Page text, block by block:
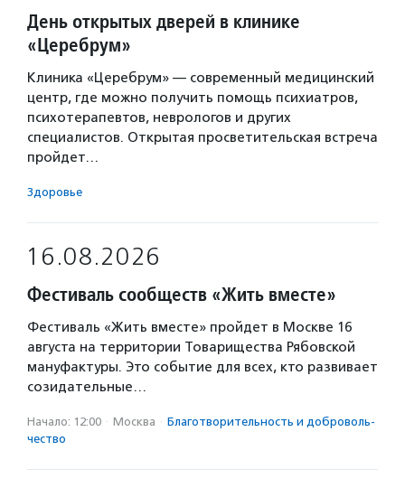
День открытых дверей в клинике
«Церебрум»
Клиника «Церебрум» — современный медицинский
центр, где можно получить помощь психиатров,
психотерапевтов, неврологов и других
специалистов. Открытая просветительская встреча
пройдет…
Здоровье
16.08.2026
Фестиваль сообществ «Жить вместе»
Фестиваль «Жить вместе» пройдет в Москве 16
августа на территории Товарищества Рябовской
мануфактуры. Это событие для всех, кто развивает
созидательные…
Начало: 12:00 · Москва · Благотвори­тель­ность и доброволь­
чест­во